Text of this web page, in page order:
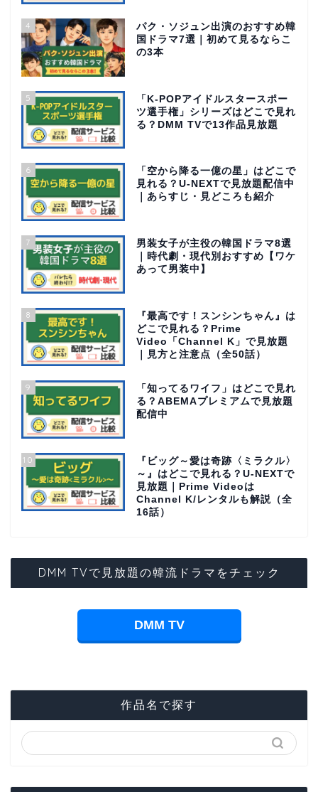
4
パク・ソジュン出演のおすすめ韓
国ドラマ7選｜初めて見るならこ
の3本
5
「K-POPアイドルスタースポー
ツ選手権」シリーズはどこで見れ
る？DMM TVで13作品見放題
6
「空から降る一億の星」はどこで
見れる？U-NEXTで見放題配信中
｜あらすじ・見どころも紹介
7
男装女子が主役の韓国ドラマ8選
｜時代劇・現代別おすすめ【ワケ
あって男装中】
8
『最高です！スンシンちゃん』は
どこで見れる？Prime
Video「Channel K」で見放題
｜見方と注意点（全50話）
9
「知ってるワイフ」はどこで見れ
る？ABEMAプレミアムで見放題
配信中
10
『ビッグ～愛は奇跡〈ミラクル〉
～』はどこで見れる？U-NEXTで
見放題｜Prime Videoは
Channel K/レンタルも解説（全
16話）
DMM TVで見放題の韓流ドラマをチェック
DMM TV
作品名で探す